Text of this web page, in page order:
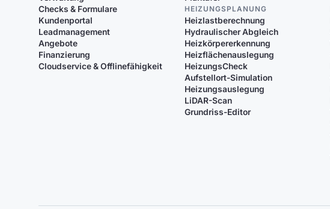
Checks & Formulare
Kundenportal
Leadmanagement
Angebote
Finanzierung
Cloudservice & Offlinefähigkeit
HEIZUNGSPLANUNG
Heizlastberechnung
Hydraulischer Abgleich
Heizkörpererkennung
Heizflächenauslegung
HeizungsCheck
Aufstellort-Simulation
Heizungsauslegung
LiDAR-Scan
Grundriss-Editor